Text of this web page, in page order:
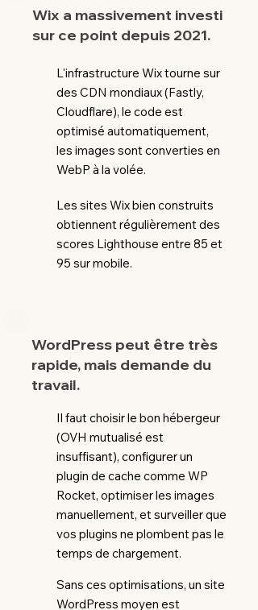
Wix a massivement investi
sur ce point depuis 2021.
L'infrastructure Wix tourne sur
des CDN mondiaux (Fastly,
Cloudflare), le code est
optimisé automatiquement,
les images sont converties en
WebP à la volée.
Les sites Wix bien construits
obtiennent régulièrement des
scores Lighthouse entre 85 et
95 sur mobile.
WordPress peut être très
rapide, mais demande du
travail.
Il faut choisir le bon hébergeur
(OVH mutualisé est
insuffisant), configurer un
plugin de cache comme WP
Rocket, optimiser les images
manuellement, et surveiller que
vos plugins ne plombent pas le
temps de chargement.
Sans ces optimisations, un site
WordPress moyen est